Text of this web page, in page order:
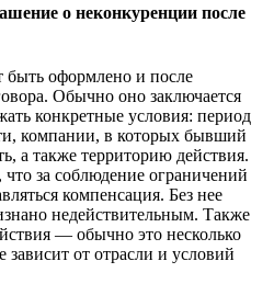
о неконкуренции после
быть оформлено и после
Обычно оно заключается
конкретные условия: период
компании, в которых бывший
а также территорию действия.
за соблюдение ограничений
компенсация. Без нее
недействительным. Также
— обычно это несколько
зависит от отрасли и условий